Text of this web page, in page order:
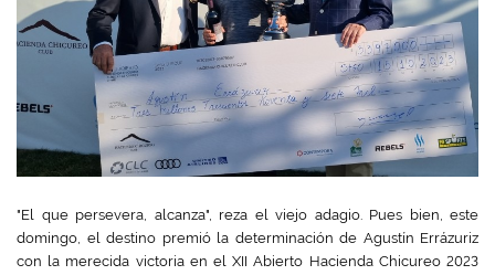
"El que persevera, alcanza", reza el viejo adagio. Pues bien, este
domingo, el destino premió la determinación de Agustín Errázuriz
con la merecida victoria en el XII Abierto Hacienda Chicureo 2023